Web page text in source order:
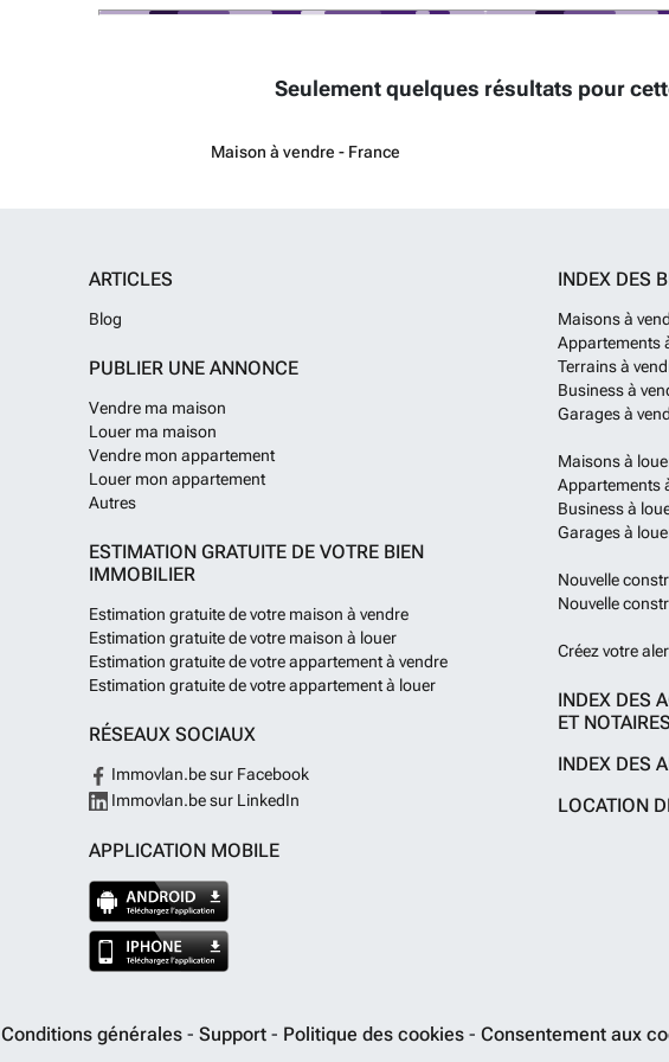
Seulement quelques résultats pour
Maison à vendre - France
ARTICLES
Blog
PUBLIER UNE ANNONCE
Vendre ma maison
Louer ma maison
Vendre mon appartement
Louer mon appartement
Autres
ESTIMATION GRATUITE DE VOTRE BIEN
IMMOBILIER
Estimation gratuite de votre maison à vendre
Estimation gratuite de votre maison à louer
Estimation gratuite de votre appartement à vendre
Estimation gratuite de votre appartement à louer
RÉSEAUX SOCIAUX
Immovlan.be sur Facebook
Immovlan.be sur LinkedIn
APPLICATION MOBILE
INDEX DES
Maisons à
Appartements
Terrains à
Business à
Garages à
Maisons à
Appartements
Business à
Garages à
Nouvelle
Nouvelle
Créez votre
INDEX DES
ET NOTAIRES
INDEX DES
LOCATION
Conditions générales - Support - Politique des cookies - Consentement aux